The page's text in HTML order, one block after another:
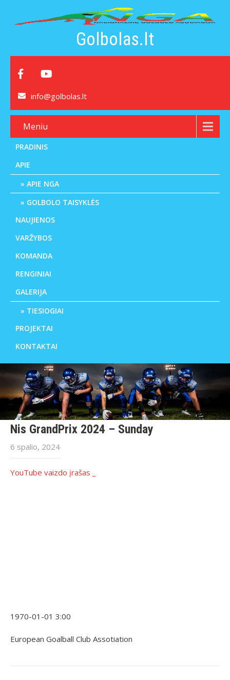
Golbolas.lt
info@golbolas.lt
Meniu
PRADINIS
APIE
APIE NGA
GOLBOLO TAISYKLĖS
NAUJIENOS
VARŽYBOS
KOMANDA
RENGINIAI
GALERIJA
TIESIOGIAI
PROJEKTAI
KONTAKTAI
Nis GrandPrix 2024 – Sunday
6 spalio, 2024
YouTube vaizdo įrašas _
1970-01-01 3:00
European Goalball Club Assotiation